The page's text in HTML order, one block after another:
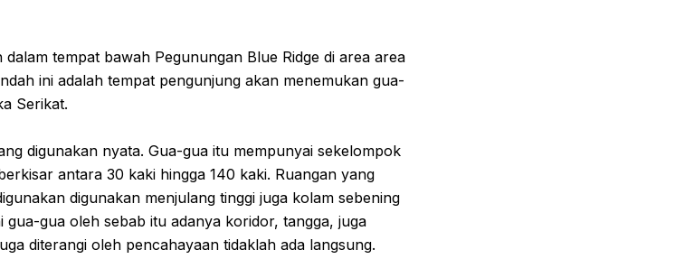
tempat bawah Pegunungan Blue Ridge di area area
ini adalah tempat pengunjung akan menemukan gua-
Serikat.
digunakan nyata. Gua-gua itu mempunyai sekelompok
antara 30 kaki hingga 140 kaki. Ruangan yang
digunakan menjulang tinggi juga kolam sebening
gua-gua oleh sebab itu adanya koridor, tangga, juga
diterangi oleh pencahayaan tidaklah ada langsung.